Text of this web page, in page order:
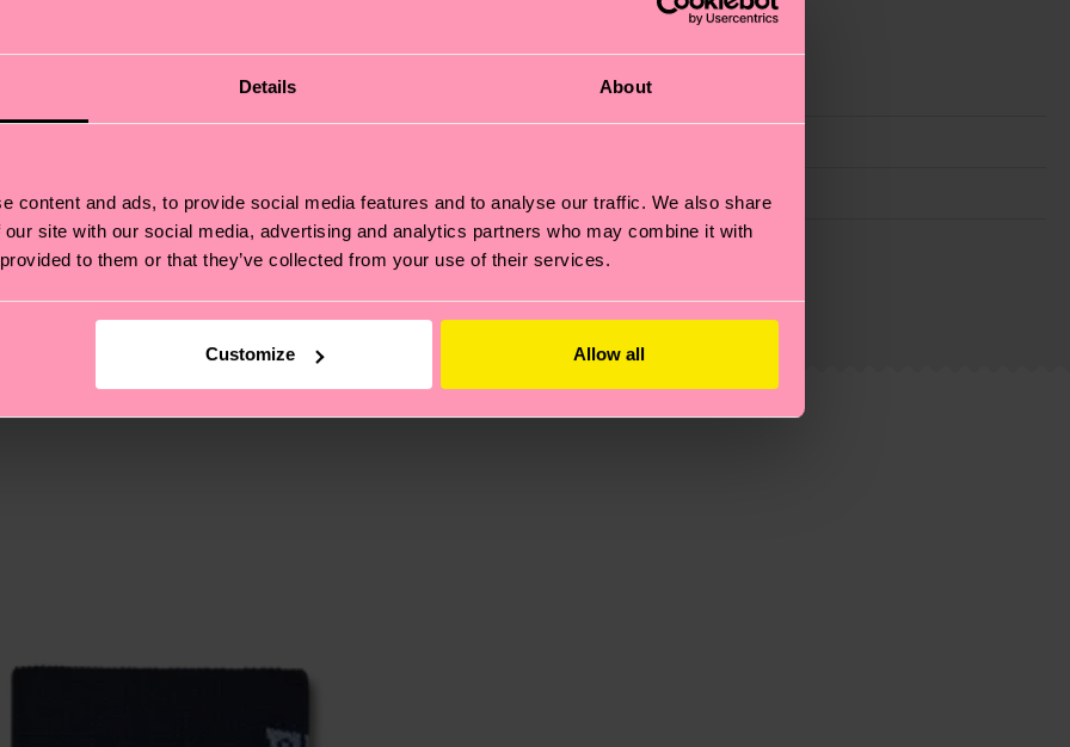
Details About
content and ads, to provide social media features and to analyse our traffic. We also share
site with our social media, advertising and analytics partners who may combine it with
to them or that they’ve collected from your use of their services.
Customize Allow all
– es geht auch um eine ethische Lieferkette, die Reduzierung von Emissionen, die richtige Pflege von
Tipps und Tricks findest du auf unserer
unsere länderspezifische Versandübersicht findest duhier. Die Lieferzeit beginnt sobald deine Bestellung
einen Richtwert handelt und die genaue Lieferzeit von der lokalen Post in deinem Land abhängt.
im ArtikelRetourenfindest du die am häufigsten gestellten Fragen.